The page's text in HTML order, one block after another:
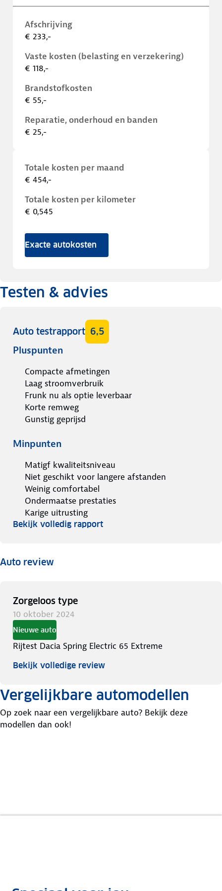
Afschrijving
€ 233,-
Vaste kosten (belasting en verzekering)
€ 118,-
Brandstofkosten
€ 55,-
Reparatie, onderhoud en banden
€ 25,-
Totale kosten per maand
€ 454,-
Totale kosten per kilometer
€ 0,545
Exacte autokosten
Testen & advies
Auto testrapport 6,5
Pluspunten
Compacte afmetingen
Laag stroomverbruik
Frunk nu als optie leverbaar
Korte remweg
Gunstig geprijsd
Minpunten
Matigf kwaliteitsniveau
Niet geschikt voor langere afstanden
Weinig comfortabel
Ondermaatse prestaties
Karige uitrusting
Bekijk volledig rapport
Auto review
Zorgeloos type
10 oktober 2024
Nieuwe auto
Rijtest Dacia Spring Electric 65 Extreme
Bekijk volledige review
Vergelijkbare automodellen
Op zoek naar een vergelijkbare auto? Bekijk deze
modellen dan ook!